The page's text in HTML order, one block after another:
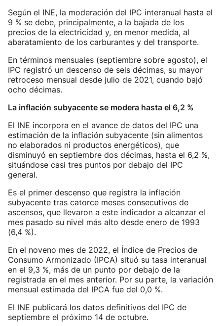
Según el INE, la moderación del IPC interanual hasta el
9 % se debe, principalmente, a la bajada de los
precios de la electricidad y, en menor medida, al
abaratamiento de los carburantes y del transporte.
En términos mensuales (septiembre sobre agosto), el
IPC registró un descenso de seis décimas, su mayor
retroceso mensual desde julio de 2021, cuando bajó
ocho décimas.
La inflación subyacente se modera hasta el 6,2 %
El INE incorpora en el avance de datos del IPC una
estimación de la inflación subyacente (sin alimentos
no elaborados ni productos energéticos), que
disminuyó en septiembre dos décimas, hasta el 6,2 %,
situándose casi tres puntos por debajo del IPC
general.
Es el primer descenso que registra la inflación
subyacente tras catorce meses consecutivos de
ascensos, que llevaron a este indicador a alcanzar el
mes pasado su nivel más alto desde enero de 1993
(6,4 %).
En el noveno mes de 2022, el Índice de Precios de
Consumo Armonizado (IPCA) situó su tasa interanual
en el 9,3 %, más de un punto por debajo de la
registrada en el mes anterior. Por su parte, la variación
mensual estimada del IPCA fue del 0,0 %.
El INE publicará los datos definitivos del IPC de
septiembre el próximo 14 de octubre.